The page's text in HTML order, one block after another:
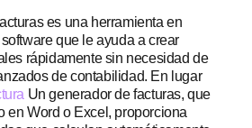
es una herramienta en
que le ayuda a crear
rápidamente sin necesidad de
de contabilidad. En lugar
Un generador de facturas, que
en Word o Excel, proporciona